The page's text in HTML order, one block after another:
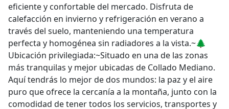
eficiente y confortable del mercado. Disfruta de
calefacción en invierno y refrigeración en verano a
través del suelo, manteniendo una temperatura
perfecta y homogénea sin radiadores a la vista.~🌲
Ubicación privilegiada:~Situado en una de las zonas
más tranquilas y mejor ubicadas de Collado Mediano.
Aquí tendrás lo mejor de dos mundos: la paz y el aire
puro que ofrece la cercanía a la montaña, junto con la
comodidad de tener todos los servicios, transportes y